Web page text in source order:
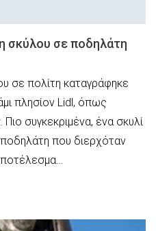
σκύλου σε ποδηλάτη
σε πολίτη καταγράφηκε
πλησίον Lidl, όπως
συγκεκριμένα, ένα σκυλί
που διερχόταν